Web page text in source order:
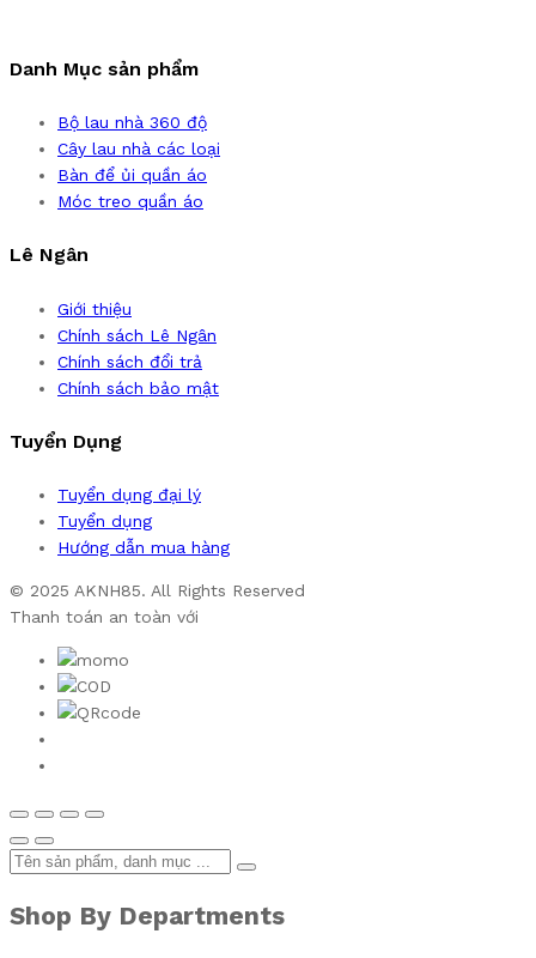
Danh Mục sản phẩm
Bộ lau nhà 360 độ
Cây lau nhà các loại
Bàn để ủi quần áo
Móc treo quần áo
Lê Ngân
Giới thiệu
Chính sách Lê Ngân
Chính sách đổi trả
Chính sách bảo mật
Tuyển Dụng
Tuyển dụng đại lý
Tuyển dụng
Hướng dẫn mua hàng
© 2025 AKNH85. All Rights Reserved
Thanh toán an toàn với
Shop By Departments